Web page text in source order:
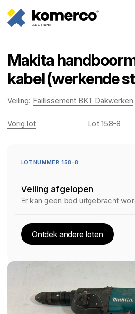
Makita
kabel (werkende
Veiling: Faillissement BKT Dakwerken
Vorig lot Lot 158-8
LOTNUMMER 158-8
Veiling afgelopen
Er kan geen bod uitgebracht
Ontdek andere loten